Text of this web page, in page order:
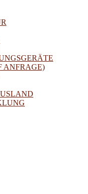
ANFRAGE)